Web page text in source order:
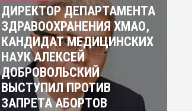
ДИРЕКТОР ДЕПАРТАМЕНТА
ЗДРАВООХРАНЕНИЯ ХМАО,
КАНДИДАТ МЕДИЦИНСКИХ
НАУК АЛЕКСЕЙ
ДОБРОВОЛЬСКИЙ
ВЫСТУПИЛ ПРОТИВ
ЗАПРЕТА АБОРТОВ